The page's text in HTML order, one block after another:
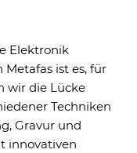
Elektronik
ist es, für
wir die Lücke
Techniken
Gravur und
innovativen